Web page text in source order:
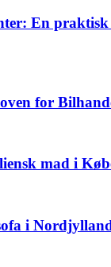
En
for
mad i
i